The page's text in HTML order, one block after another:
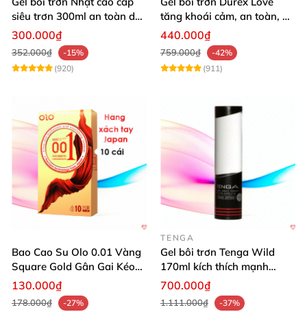
siêu trơn 300ml an toàn dễ
dùng
300.000₫
352.000₫
-15%
(920)
tăng khoái cảm, an toàn, dễ
dùng
440.000₫
759.000₫
-42%
(911)
Bao Cao Su Olo 0.01 Vàng
Square Gold Gân Gai Kéo
Dài
130.000₫
178.000₫
-27%
TENGA
Gel bôi trơn Tenga Wild
170ml kích thích mạnh
mượt mại dễ dùng
700.000₫
1.111.000₫
-37%